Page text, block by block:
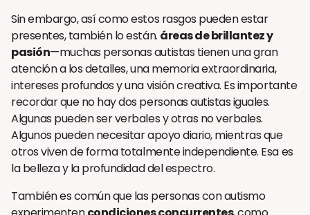
Sin embargo, así como estos rasgos pueden estar
presentes, también lo están. áreas de brillantez y
pasión—muchas personas autistas tienen una gran
atención a los detalles, una memoria extraordinaria,
intereses profundos y una visión creativa. Es importante
recordar que no hay dos personas autistas iguales.
Algunas pueden ser verbales y otras no verbales.
Algunos pueden necesitar apoyo diario, mientras que
otros viven de forma totalmente independiente. Esa es
la belleza y la profundidad del espectro.
También es común que las personas con autismo